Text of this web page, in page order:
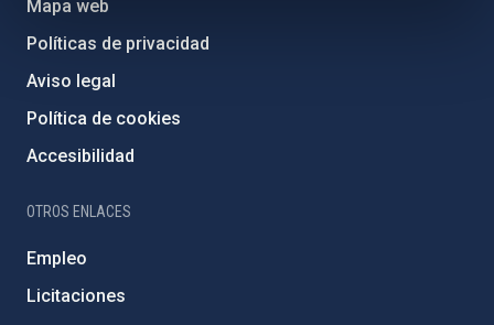
Mapa web
Políticas de privacidad
Aviso legal
Política de cookies
Accesibilidad
OTROS ENLACES
Empleo
Licitaciones